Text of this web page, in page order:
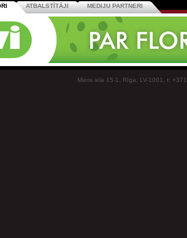
ATBALSTĪTĀJI MEDIJU PARTNERI
Miera iela 15-1, Rīga, LV-1001, t: